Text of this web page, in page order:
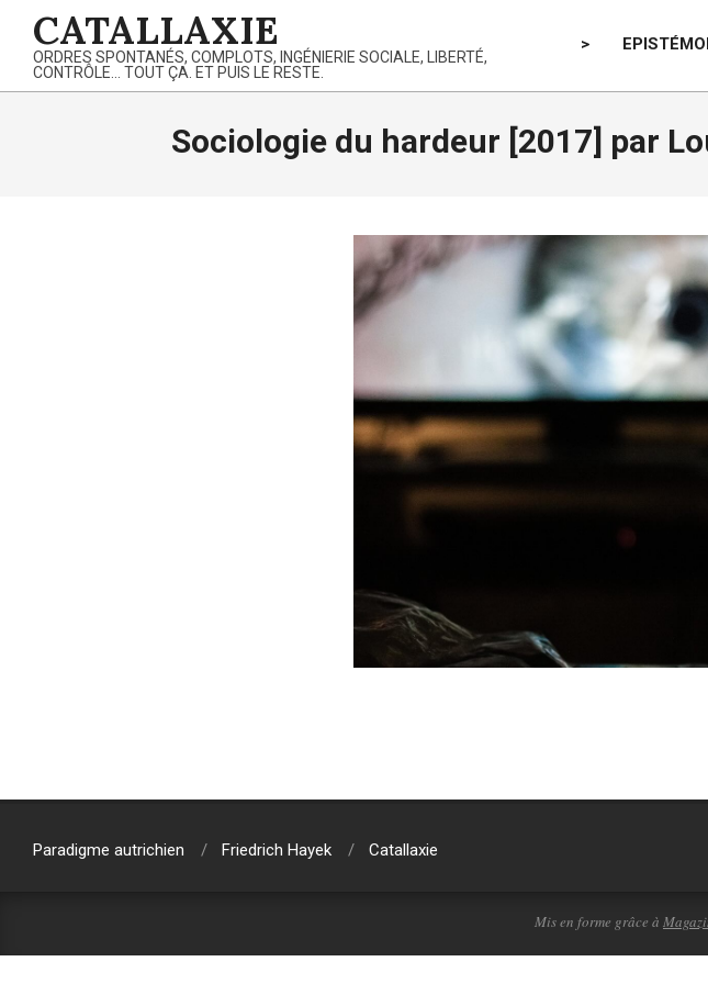
content
CATALLAXIE
ORDRES SPONTANÉS, COMPLOTS, INGÉNIERIE SOCIALE, LIBERTÉ,
CONTRÔLE… TOUT ÇA. ET PUIS LE RESTE.
>
Sociologie du hardeur [2017] par
02-
Paradigme autrichien
Friedrich Hayek Catallaxie
Mis en forme grâce à